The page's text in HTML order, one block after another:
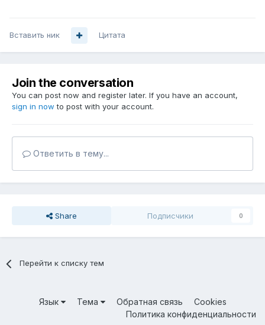
Вставить ник Цитата
Join the conversation
You can post now and register later. If you have an account,
sign in now to post with your account.
Ответить в тему...
Share Подписчики 0
Перейти к списку тем
Язык Тема Обратная связь
Cookies
Политика конфиденциальности